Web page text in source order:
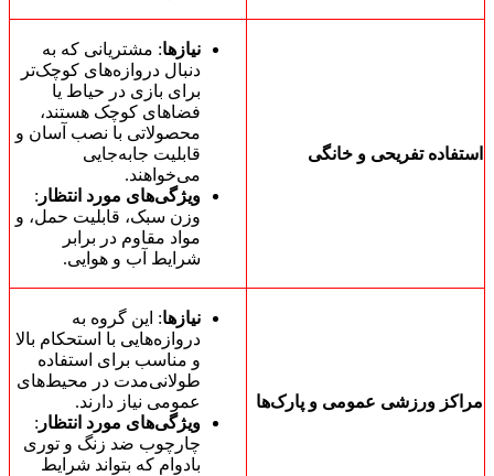
استفاده تفریحی و خانگی
نیازها: مشتریانی که به
دنبال دروازه‌های کوچک‌تر
برای بازی در حیاط یا
فضاهای کوچک هستند،
محصولاتی با نصب آسان و
قابلیت جابه‌جایی
می‌خواهند.
ویژگی‌های مورد انتظار :
وزن سبک، قابلیت حمل، و
مواد مقاوم در برابر
شرایط آب و هوایی.
مراکز ورزشی عمومی و پارک‌ها
نیازها: این گروه به
دروازه‌هایی با استحکام بالا
و مناسب برای استفاده
طولانی‌مدت در محیط‌های
عمومی نیاز دارند.
ویژگی‌های مورد انتظار :
چارچوب ضد زنگ و توری
بادوام که بتواند شرایط